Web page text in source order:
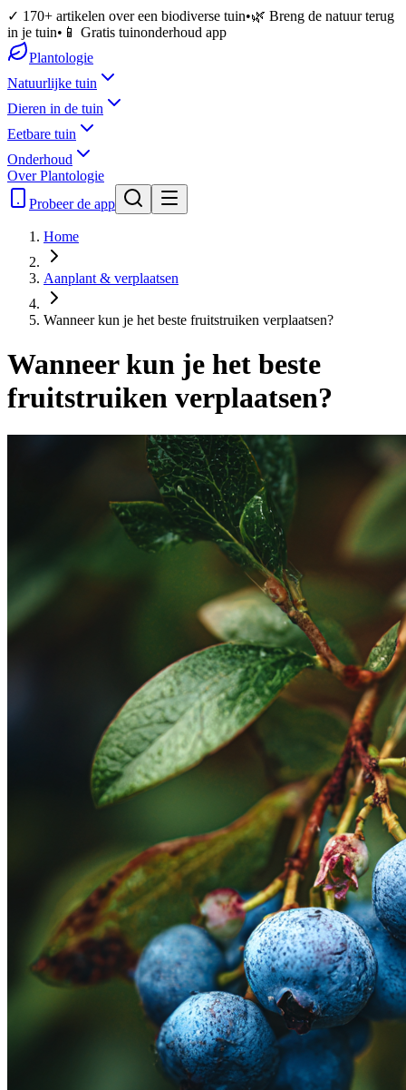
✓ 170+ artikelen over een biodiverse tuin•🌿 Breng de natuur terug
in je tuin• 📱 Gratis tuinonderhoud app
Plantologie
Natuurlijke tuin
Dieren in de tuin
Eetbare tuin
Onderhoud
Over Plantologie
Probeer de app
Home
Aanplant & verplaatsen
Wanneer kun je het beste fruitstruiken verplaatsen?
Wanneer kun je het beste
fruitstruiken verplaatsen?